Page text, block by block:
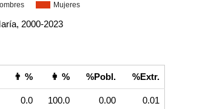
Mujeres
2000-2023
👨 % 👩 % %Pobl. %Extr.
0.0 100.0 0.00 0.01